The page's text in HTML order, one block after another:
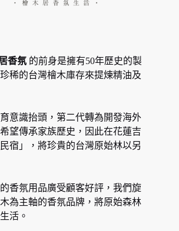
香氛 的前身是擁有50年歷史的製
稀的台灣檜木庫存來提煉精油及
意識抬頭，第二代轉為開發海外
望傳承家族歷史，因此在花蓮吉
宿」，將珍貴的台灣原始林以另
香氛用品廣受顧客好評，我們旋
為主軸的香氛品牌，將原始森林
活。